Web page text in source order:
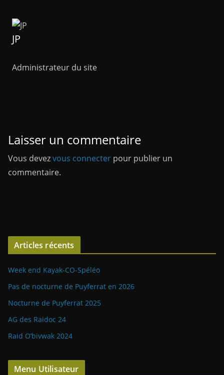
JP
Administrateur du site
Laisser un commentaire
Vous devezvous connecter pour publier un
commentaire.
Articles récents
Week end Kayak-CO-Spéléo
Pas de nocturne de Puyferrat en 2026
Nocturne de Puyferrat 2025
AG des Raidoc 24
Raid O’bivwak 2024
Menu Utilisateur